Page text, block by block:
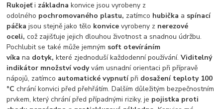
Rukojeťi základna konvice jsou vyrobeny z
odolného pochromovaného plastu, zatímco hubička a spínací
páčka jsou stejně jako tělo konvice vyrobeny z nerezové
oceli, což zajišťuje jejich dlouhou životnost a snadnou údržbu.
Pochlubit se také může jemným soft otevíráním
víka na dotyk, které zjednoduší každodenní používání.Viditelný
indikátor množství vodyvám usnadní orientaci při přípravě
nápojů, zatímco automatické vypnutípři dosažení teploty 100
°C chrání konvici před přehřátím. Dalším důležitým bezpečnostním
prvkem, který chrání před případnými riziky, je pojistka proti